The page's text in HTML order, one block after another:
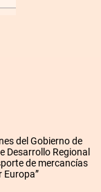
del Gobierno de
Desarrollo Regional
de mercancías
Europa”